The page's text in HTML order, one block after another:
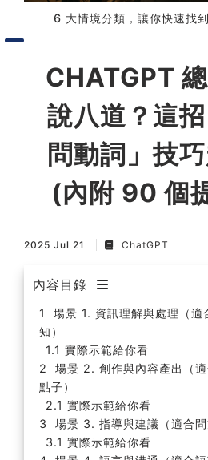
職場思維與工作術｜時間管理
職場思維與工作術｜卡片盒筆
記法
職場思維與工作術｜圖解問題
分析與解決 x AI 視覺化實戰
6 大情境分類，讓你快速找
CHATGPT
說八道？這
問動詞」技
(內附 90 個
2025 Jul 21 ChatGPT
內容目錄
場景 1. 資訊理解與處理（適
知）
實際示範給你看
場景 2. 創作與內容產出（
點子）
實際示範給你看
場景 3. 指導與建議（適合問
實際示範給你看